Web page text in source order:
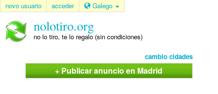
novo usuario acceder Galego
nolotiro.org
no lo tiro, te lo regalo (sin condiciones)
cambio cidades
+ Publicar anuncio en Madrid